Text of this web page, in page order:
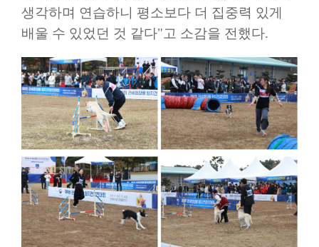
생각하며 연습하니 평소보다 더 집중력 있게
배울 수 있었던 것 같다"고 소감을 전했다.